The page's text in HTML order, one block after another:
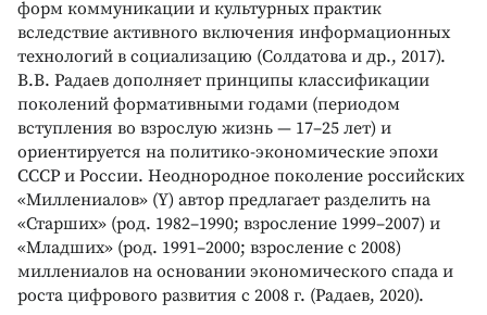
форм коммуникации и культурных практик
вследствие активного включения информационных
технологий в социализацию (Солдатова и др., 2017).
В.В. Радаев дополняет принципы классификации
поколений формативными годами (периодом
вступления во взрослую жизнь — 17–25 лет) и
ориентируется на политико-экономические эпохи
СССР и России. Неоднородное поколение российских
«Миллениалов» (Y) автор предлагает разделить на
«Старших» (род. 1982–1990; взросление 1999–2007) и
«Младших» (род. 1991–2000; взросление с 2008)
миллениалов на основании экономического спада и
роста цифрового развития с 2008 г. (Радаев, 2020).